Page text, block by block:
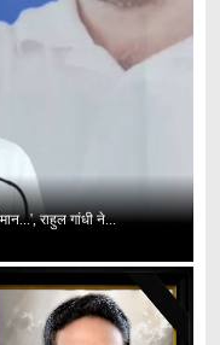
राहुल गांधी ने...